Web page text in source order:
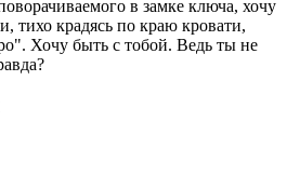
в замке ключа, хочу
тихо крадясь по краю кровати,
Хочу быть с тобой. Ведь ты не